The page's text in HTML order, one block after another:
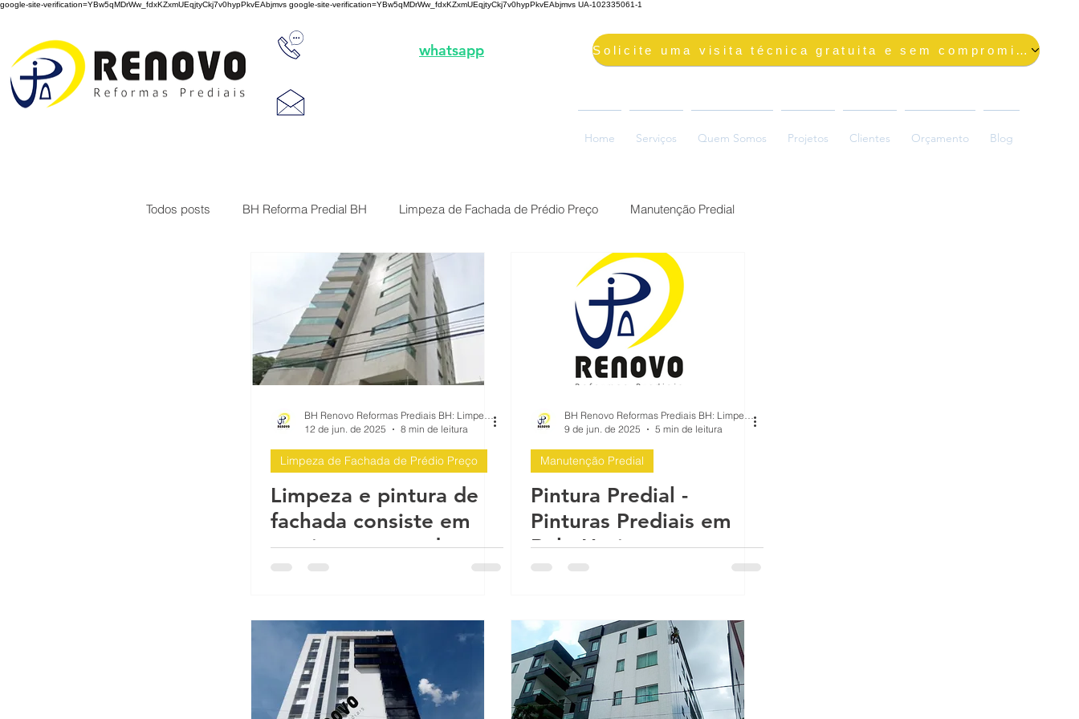
google-site-verification=YBw5qMDrWw_fdxKZxmUEqjtyCkj7v0hypPkvEAbjmvs google-site-verification=YBw5qMDrWw_fdxKZxmUEqjtyCkj7v0hypPkvEAbjmvs UA-102335061-1
whatsapp Solicite uma visita técnica gratuita e sem compromisso
Home Serviços Quem Somos Projetos Clientes Orçamento Blog
Todos posts BH Reforma Predial BH Limpeza de Fachada de Prédio Preço Manutenção Predial
Limpeza de Fachada de Prédio Preço Reforma Predial BH Serviço impermeabilização fachada
Serviço de impermeabilização de fac Brasil Belo Horizonte Solução Sika
O que é a fachada do prédio? A fach Reforma de Fachada Predial: Passo a
Proteção sol chuva pintura impermea Proteção sol chuva pintura impermea
Reforma e pintura de garagem de con Qual é a melhor época para pintar a
BH Renovo Reformas Prediais BH: Limpeza Manutenção Predial Fachada
12 de jun. de 2025
8 min de leitura
Limpeza de Fachada de Prédio Preço
Limpeza e pintura de
fachada consiste em
serviço em grandes
alturas | Pintura
Horizonte
BH Renovo Reformas Prediais BH: Limpeza Manutenção Predial Fachada
9 de jun. de 2025
5 min de leitura
Manutenção Predial
Pintura Predial -
Pinturas Prediais em
Belo Horizonte